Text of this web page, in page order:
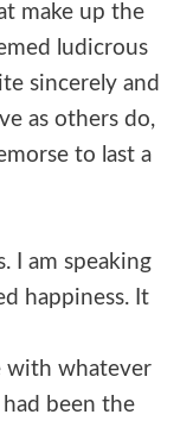
make up the
ludicrous
sincerely and
as others do,
to last a
I am speaking
happiness. It
with whatever
been the